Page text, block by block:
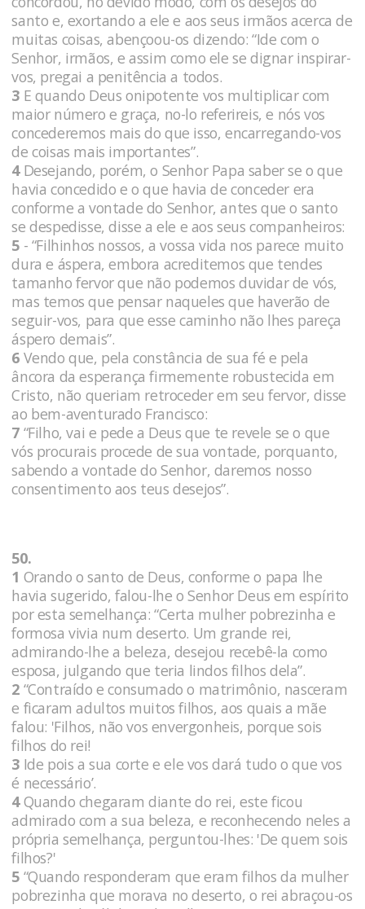
santo e, exortando a ele e aos seus irmãos acerca de
muitas coisas, abençoou-os dizendo: “Ide com o
Senhor, irmãos, e assim como ele se dignar inspirar-
vos, pregai a penitência a todos.
3 E quando Deus onipotente vos multiplicar com
maior número e graça, no-lo referireis, e nós vos
concederemos mais do que isso, encarregando-vos
de coisas mais importantes”.
4Desejando, porém, o Senhor Papa saber se o que
havia concedido e o que havia de conceder era
conforme a vontade do Senhor, antes que o santo
se despedisse, disse a ele e aos seus companheiros:
5 - “Filhinhos nossos, a vossa vida nos parece muito
dura e áspera, embora acreditemos que tendes
tamanho fervor que não podemos duvidar de vós,
mas temos que pensar naqueles que haverão de
seguir-vos, para que esse caminho não lhes pareça
áspero demais”.
6 Vendo que, pela constância de sua fé e pela
âncora da esperança firmemente robustecida em
Cristo, não queriam retroceder em seu fervor, disse
ao bem-aventurado Francisco:
7 “Filho, vai e pede a Deus que te revele se o que
vós procurais procede de sua vontade, porquanto,
sabendo a vontade do Senhor, daremos nosso
consentimento aos teus desejos”.
50.
1 Orando o santo de Deus, conforme o papa lhe
havia sugerido, falou-lhe o Senhor Deus em espírito
por esta semelhança: “Certa mulher pobrezinha e
formosa vivia num deserto. Um grande rei,
admirando-lhe a beleza, desejou recebê-la como
esposa, julgando que teria lindos filhos dela”.
2 “Contraído e consumado o matrimônio, nasceram
e ficaram adultos muitos filhos, aos quais a mãe
falou: 'Filhos, não vos envergonheis, porque sois
filhos do rei!
3 Ide pois a sua corte e ele vos dará tudo o que vos
é necessário’.
4Quando chegaram diante do rei, este ficou
admirado com a sua beleza, e reconhecendo neles a
própria semelhança, perguntou-lhes: 'De quem sois
filhos?'
5 “Quando responderam que eram filhos da mulher
pobrezinha que morava no deserto, o rei abraçou-os